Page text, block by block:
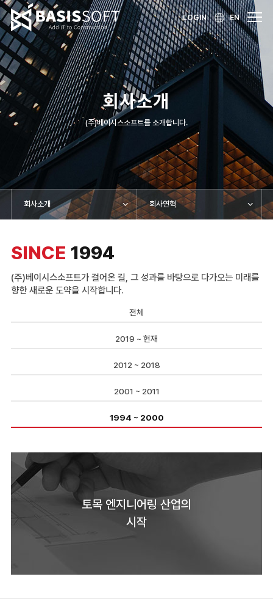
LOGIN EN
회사소개
(주)베이시스소프트를 소개합니다.
회사소개 회사연혁
SINCE 1994
(주)베이시스소프트가 걸어온 길, 그 성과를 바탕으로 다가오는 미래를
향한 새로운 도약을 시작합니다.
전체
2019 ~ 현재
2012 ~ 2018
2001 ~ 2011
1994 ~ 2000
토목 엔지니어링 산업의
시작